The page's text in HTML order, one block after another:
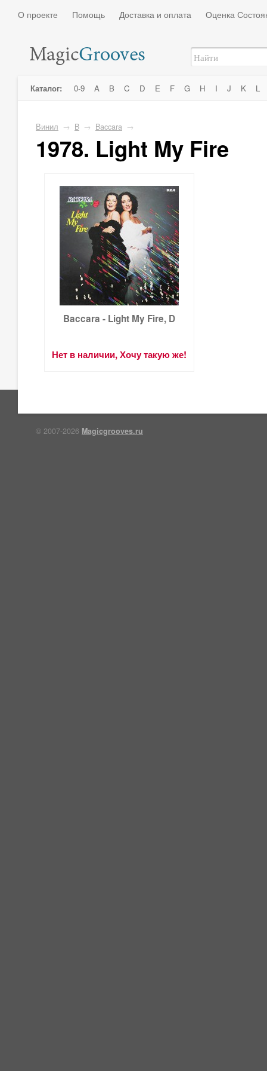
О проекте Помощь Доставка и оплата Оценка
Каталог: 0-9 A B C D E F G H I J K L
Винил → B → Baccara →
1978. Light My Fire
Baccara - Light My Fire, D
Нет в наличии, Хочу такую же!
© 2007-2026 Magicgrooves.ru